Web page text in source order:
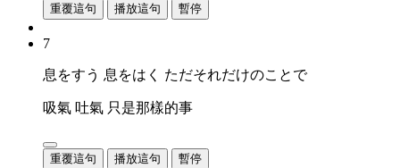
重覆這句 播放這句 暫停
7
息をすう 息をはく ただそれだけのことで
吸氣 吐氣 只是那樣的事
重覆這句 播放這句 暫停